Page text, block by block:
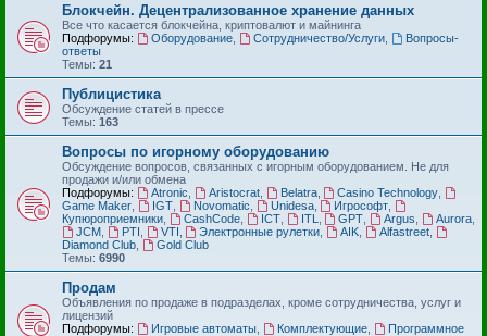
Блокчейн. Децентрализованное хранение данных
Все что касается блокчейна, криптовалют и майнинга
Подфорумы:
Оборудование, Сотрудничество/Услуги,
Вопросы-
ответы
Темы: 21
Публицистика
Обсуждение статей в прессе
Темы: 163
Вопросы по игорному оборудованию
Обсуждение вопросов, связанных с игорным оборудованием. Не для
продажи и/или обмена
Подфорумы:
Atronic Aristocrat, Belatra, Casino Technology
Game Maker
IGT, Novomatic Unidesa, Игрософт
Купюроприемники
CashCode, ICT, ITL GPT Argus Aurora
JCM, PTI VTI Электронные рулетки AIK Alfastreet
Diamond Club
Gold Club
Темы: 6990
Продам
Объявления по продаже в подразделах, кроме сотрудничества, услуг и
лицензий
Подфорумы:
Игровые автоматы, Комплектующие,
Программное